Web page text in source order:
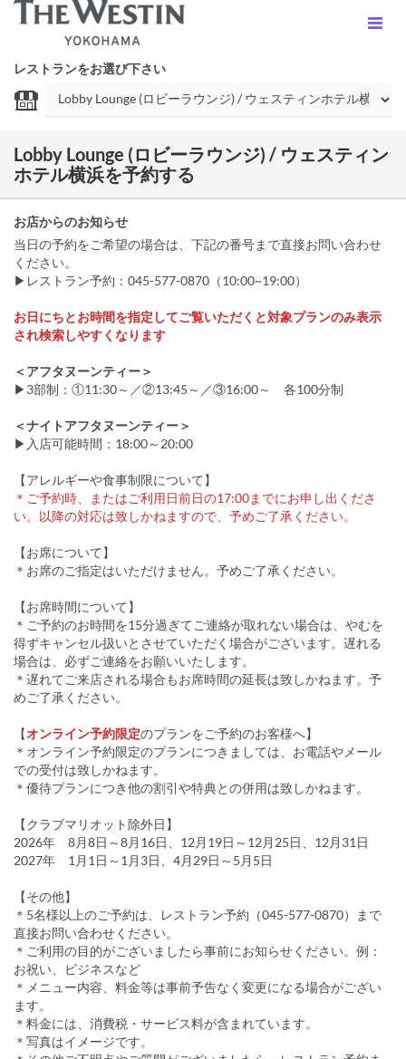
レストランをお選び下さい
Lobby Lounge (ロビーラウンジ) / ウェスティン
ホテル横浜を予約する
お店からのお知らせ
当日の予約をご希望の場合は、下記の番号まで直接お問い合わせ
ください。
▶レストラン予約：045-577-0870（10:00~19:00）
お日にちとお時間を指定してご覧いただくと対象プランのみ表示
され検索しやすくなります
＜アフタヌーンティー＞
▶3部制：①11:30～／②13:45～／③16:00～ 各100分制
＜ナイトアフタヌーンティー＞
▶入店可能時間：18:00～20:00
【アレルギーや食事制限について】
＊ご予約時、またはご利用日前日の17:00までにお申し出くださ
い。以降の対応は致しかねますので、予めご了承ください。
【お席について】
＊お席のご指定はいただけません。予めご了承ください。
【お席時間について】
＊ご予約のお時間を15分過ぎてご連絡が取れない場合は、やむを
得ずキャンセル扱いとさせていただく場合がございます。遅れる
場合は、必ずご連絡をお願いいたします。
＊遅れてご来店される場合もお席時間の延長は致しかねます。予
めご了承ください。
【オンライン予約限定のプランをご予約のお客様へ】
＊オンライン予約限定のプランにつきましては、お電話やメール
での受付は致しかねます。
＊優待プランにつき他の割引や特典との併用は致しかねます。
【クラブマリオット除外日】
2026年 8月8日～8月16日、12月19日～12月25日、12月31日
2027年 1月1日～1月3日、4月29日～5月5日
【その他】
＊5名様以上のご予約は、レストラン予約（045-577-0870）まで
直接お問い合わせください。
＊ご利用の目的がございましたら事前にお知らせください。例：
お祝い、ビジネスなど
＊メニュー内容、料金等は事前予告なく変更になる場合がござい
ます。
＊料金には、消費税・サービス料が含まれています。
＊写真はイメージです。